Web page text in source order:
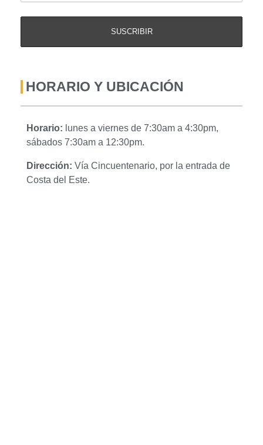
HORARIO Y UBICACIÓN
Horario: lunes a viernes de 7:30am a 4:30pm,
sábados 7:30am a 12:30pm.
Dirección: Vía Cincuentenario, por la entrada de
Costa del Este.